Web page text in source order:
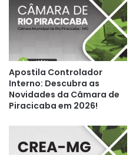
Apostila Controlador
Interno: Descubra as
Novidades da Câmara de
Piracicaba em 2026!